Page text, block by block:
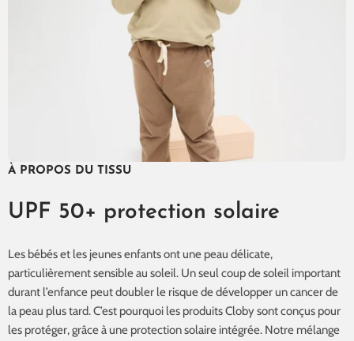
À PROPOS DU TISSU
UPF 50+ protection solaire
Les bébés et les jeunes enfants ont une peau délicate,
particulièrement sensible au soleil. Un seul coup de soleil important
durant l’enfance peut doubler le risque de développer un cancer de
la peau plus tard. C’est pourquoi les produits Cloby sont conçus pour
les protéger, grâce à une protection solaire intégrée. Notre mélange